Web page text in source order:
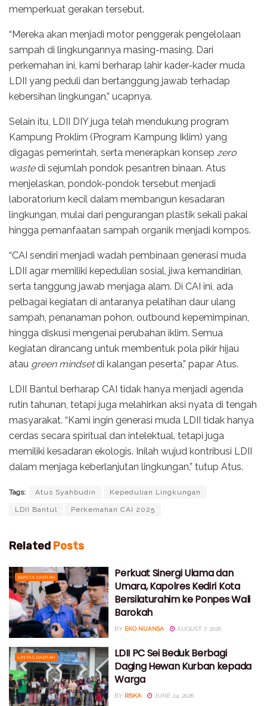
memperkuat gerakan tersebut.
“Mereka akan menjadi motor penggerak pengelolaan
sampah di lingkungannya masing-masing. Dari
perkemahan ini, kami berharap lahir kader-kader muda
LDII yang peduli dan bertanggung jawab terhadap
kebersihan lingkungan,” ucapnya.
Selain itu, LDII DIY juga telah mendukung program
Kampung Proklim (Program Kampung Iklim) yang
digagas pemerintah, serta menerapkan konsep zero
wastedi sejumlah pondok pesantren binaan. Atus
menjelaskan, pondok-pondok tersebut menjadi
laboratorium kecil dalam membangun kesadaran
lingkungan, mulai dari pengurangan plastik sekali pakai
hingga pemanfaatan sampah organik menjadi kompos.
“CAI sendiri menjadi wadah pembinaan generasi muda
LDII agar memiliki kepedulian sosial, jiwa kemandirian,
serta tanggung jawab menjaga alam. Di CAI ini, ada
pelbagai kegiatan di antaranya pelatihan daur ulang
sampah, penanaman pohon, outbound kepemimpinan,
hingga diskusi mengenai perubahan iklim. Semua
kegiatan dirancang untuk membentuk pola pikir hijau
atau green mindsetdi kalangan peserta,” papar Atus.
LDII Bantul berharap CAI tidak hanya menjadi agenda
rutin tahunan, tetapi juga melahirkan aksi nyata di tengah
masyarakat. “Kami ingin generasi muda LDII tidak hanya
cerdas secara spiritual dan intelektual, tetapi juga
memiliki kesadaran ekologis. Inilah wujud kontribusi LDII
dalam menjaga keberlanjutan lingkungan,” tutup Atus.
Tags: Atus Syahbudin Kepedulian Lingkungan
LDII Bantul Perkemahan CAI 2025
Related Posts
BERITA DAERAH
Perkuat Sinergi Ulama dan
Umara, Kapolres Kediri Kota
Bersilaturahim ke Ponpes Wali
Barokah
BY EKO NUANSA AUGUST 7, 2026
LINTAS DAERAH
LDII PC Sei Beduk Berbagi
Daging Hewan Kurban kepada
Warga
BY RISKA JUNE 24, 2026